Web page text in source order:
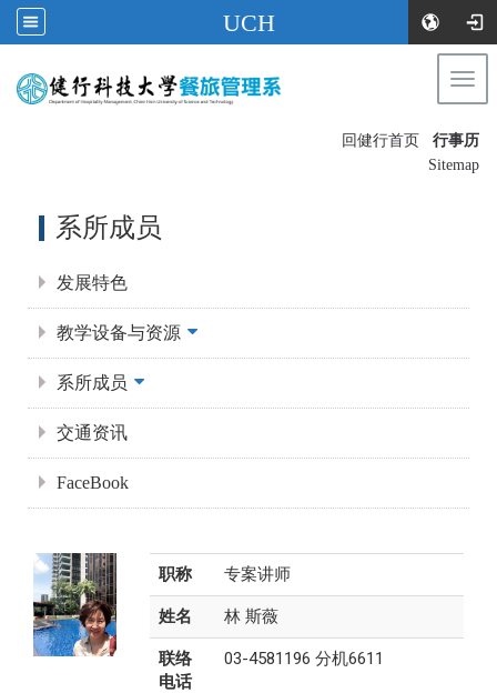
UCH
回健行首页
行事历
Sitemap
系所成员
发展特色
教学设备与资源
系所成员
交通资讯
FaceBook
职称 专案讲师
姓名 林 斯薇
联络
电话
03-4581196 分机6611